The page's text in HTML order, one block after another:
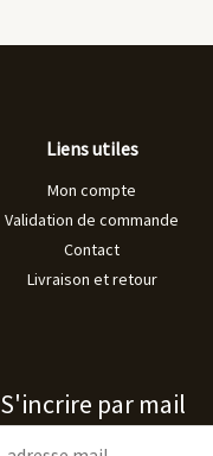
Liens utiles
Mon compte
Validation de commande
Contact
Livraison et retour
S'incrire par mail